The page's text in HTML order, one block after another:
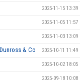
2025-11-15 13:39
2025-11-05 11:57
2025-11-03 13:09
& Co 2025-10-11 11:49
2025-10-02 18:05
2025-09-18 10:08